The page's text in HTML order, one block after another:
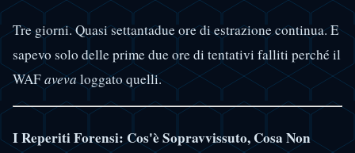
Tre giorni. Quasi settantadue ore di estrazione continua. E
sapevo solo delle prime due ore di tentativi falliti perché il
WAFavevaloggato quelli.
I Reperiti Forensi: Cos'è Sopravvissuto, Cosa Non